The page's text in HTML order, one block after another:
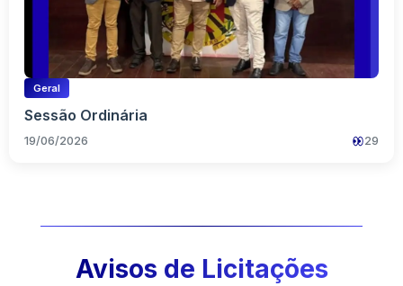
Geral
Sessão Ordinária
19/06/2026 29
Avisos de Licitações